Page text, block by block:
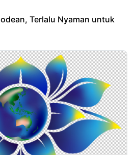
Terlalu Nyaman untuk